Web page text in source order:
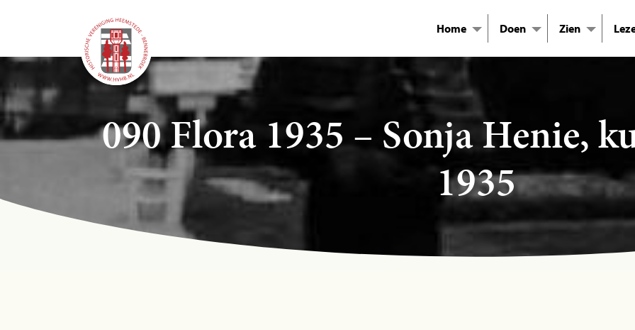
Home Doen Zien
090 Flora 1935 – Sonja Henie,
1935